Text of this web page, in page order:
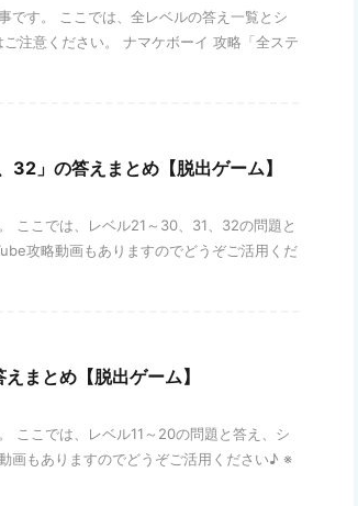
です。 ここでは、全レベルの答え一覧とシ
注意ください。 ナマケボーイ 攻略「全ステ
」の答えまとめ【脱出ゲーム】
ここでは、レベル21～30、31、32の問題と
攻略動画もありますのでどうぞご活用くだ
まとめ【脱出ゲーム】
ここでは、レベル11～20の問題と答え、シ
画もありますのでどうぞご活用ください♪ ※